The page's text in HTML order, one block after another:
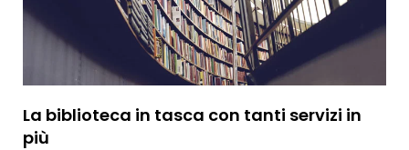
La biblioteca in tasca con tanti servizi in
più